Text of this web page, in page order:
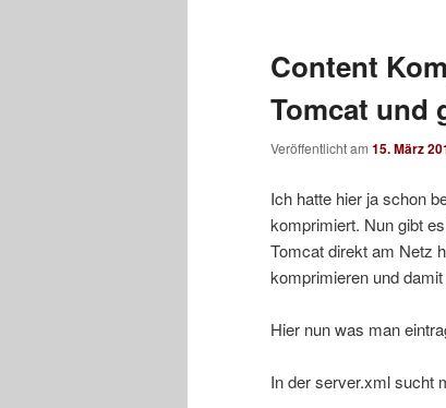
Content
Tomcat und
Veröffentlicht am 15. März
Ich hatte hier ja schon
komprimiert. Nun gibt
Tomcat direkt am Netz
komprimieren und
Hier nun was man
In der server.xml sucht